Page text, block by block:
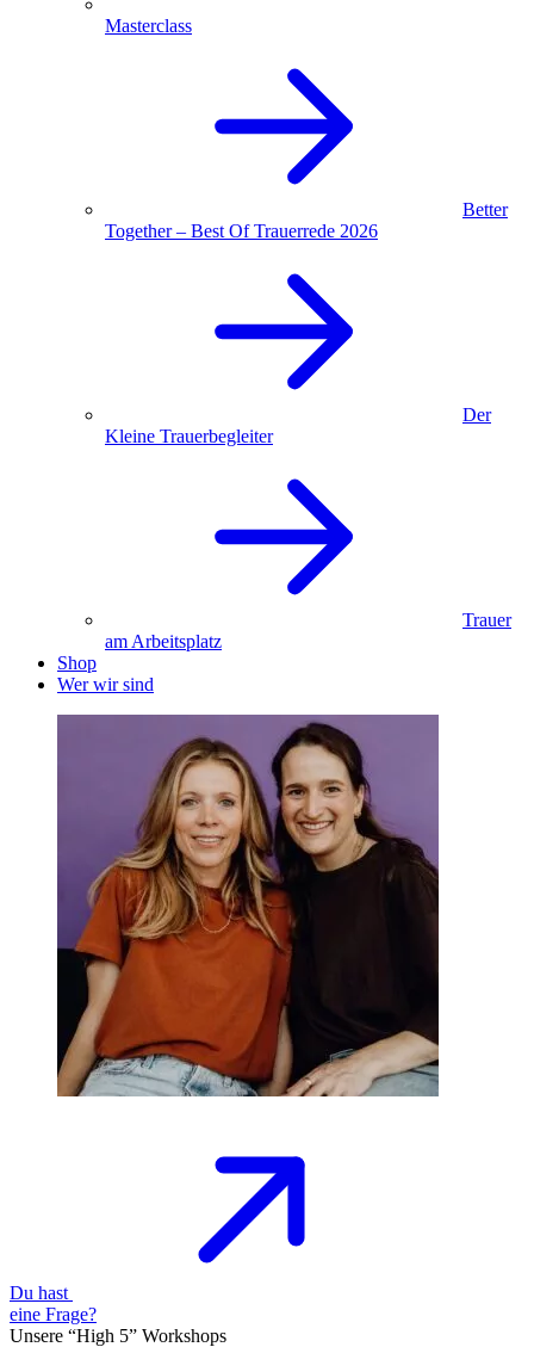
Masterclass
Better
Together – Best Of Trauerrede 2026
Der
Kleine Trauerbegleiter
Trauer
am Arbeitsplatz
Shop
Wer wir sind
Du hast
eine Frage?
Unsere “High 5” Workshops